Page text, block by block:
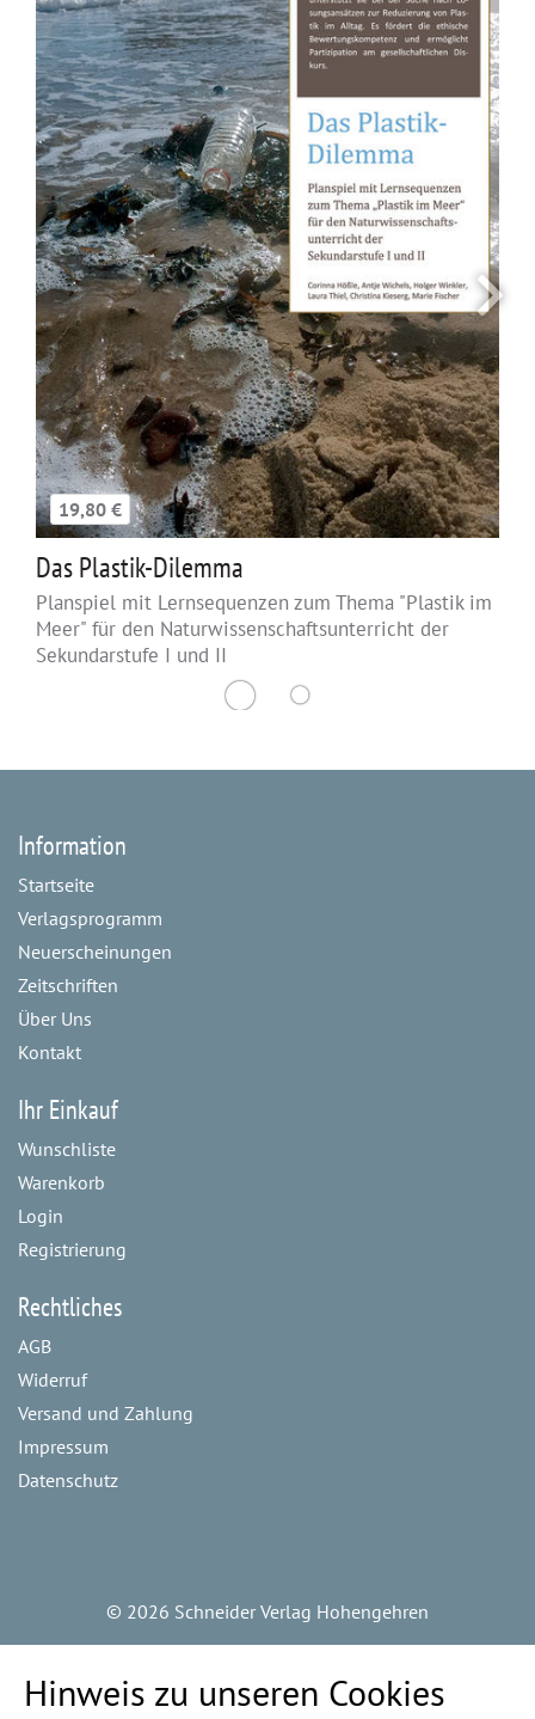
19,80 €
Das Plastik-Dilemma
Planspiel mit Lernsequenzen zum Thema "Plastik im
Meer" für den Naturwissenschaftsunterricht der
Sekundarstufe I und II
Information
Startseite
Verlagsprogramm
Neuerscheinungen
Zeitschriften
Über Uns
Kontakt
Ihr Einkauf
Wunschliste
Warenkorb
Login
Registrierung
Rechtliches
AGB
Widerruf
Versand und Zahlung
Impressum
Datenschutz
© 2026 Schneider Verlag Hohengehren
Hinweis zu unseren Cookies